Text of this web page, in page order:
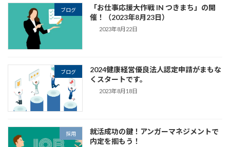
ブログ
「お仕事応援大作戦 IN つきまち」の開
催！（2023年8月23日）
2023年8月22日
ブログ
2024健康経営優良法人認定申請がまもな
くスタートです。
2023年8月18日
採用
就活成功の鍵！アンガーマネジメントで
内定を掴もう！